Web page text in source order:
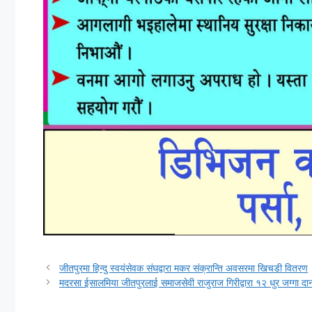
जीतपुरमा हिन्दु स्वयंसेवक संघद्वारा मकर संक्रान्ति अवसरमा खिचडी वितरण
मदरसा ईसालमिया जीतपुरलाई समाजसेवी राजुराज गिरीद्वारा १२ धुर जग्गा